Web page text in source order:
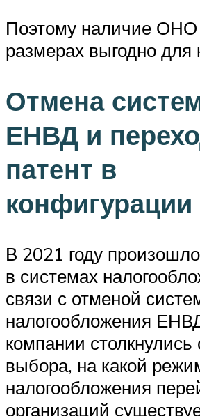
Поэтому наличие
размерах выгодно для
Отмена
ЕНВД и
патент в
В 2021 году
в системах
связи с отменой
налогообложения
компании
выбора, на какой
налогообложения
организаций